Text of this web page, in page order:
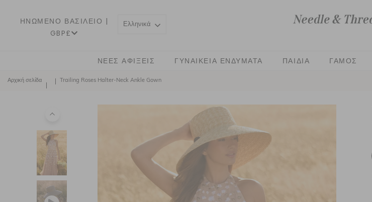
ΗΝΩΜΈΝΟ ΒΑΣΊΛΕΙΟ |
GBP£
Ελληνικά
ΝΈΕΣ ΑΦΊΞΕΙΣ ΓΥΝΑΙΚΕΊΑ ΕΝΔΎΜΑΤΑ ΠΑΙΔΙΆ ΓΆΜΟΣ
Αρχική σελίδα Trailing Roses Halter-Neck Ankle Gown